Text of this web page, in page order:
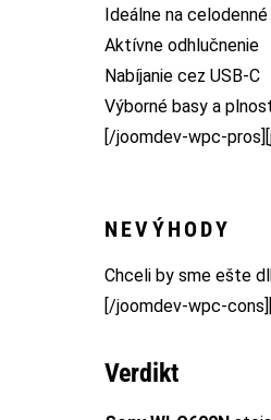
Ideálne na
Aktívne odhlučnenie
Nabíjanie cez USB-C
Výborné basy a
[/joomdev-wpc-
NEVÝHODY
Chceli by sme ešte
[/joomdev-wpc-
Verdikt